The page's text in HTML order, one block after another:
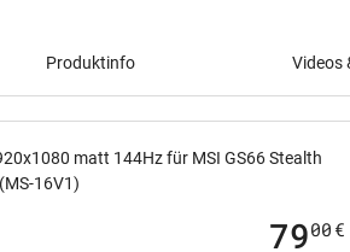
Produktinfo Videos
matt 144Hz für MSI GS66 Stealth
16V1)
7900 €